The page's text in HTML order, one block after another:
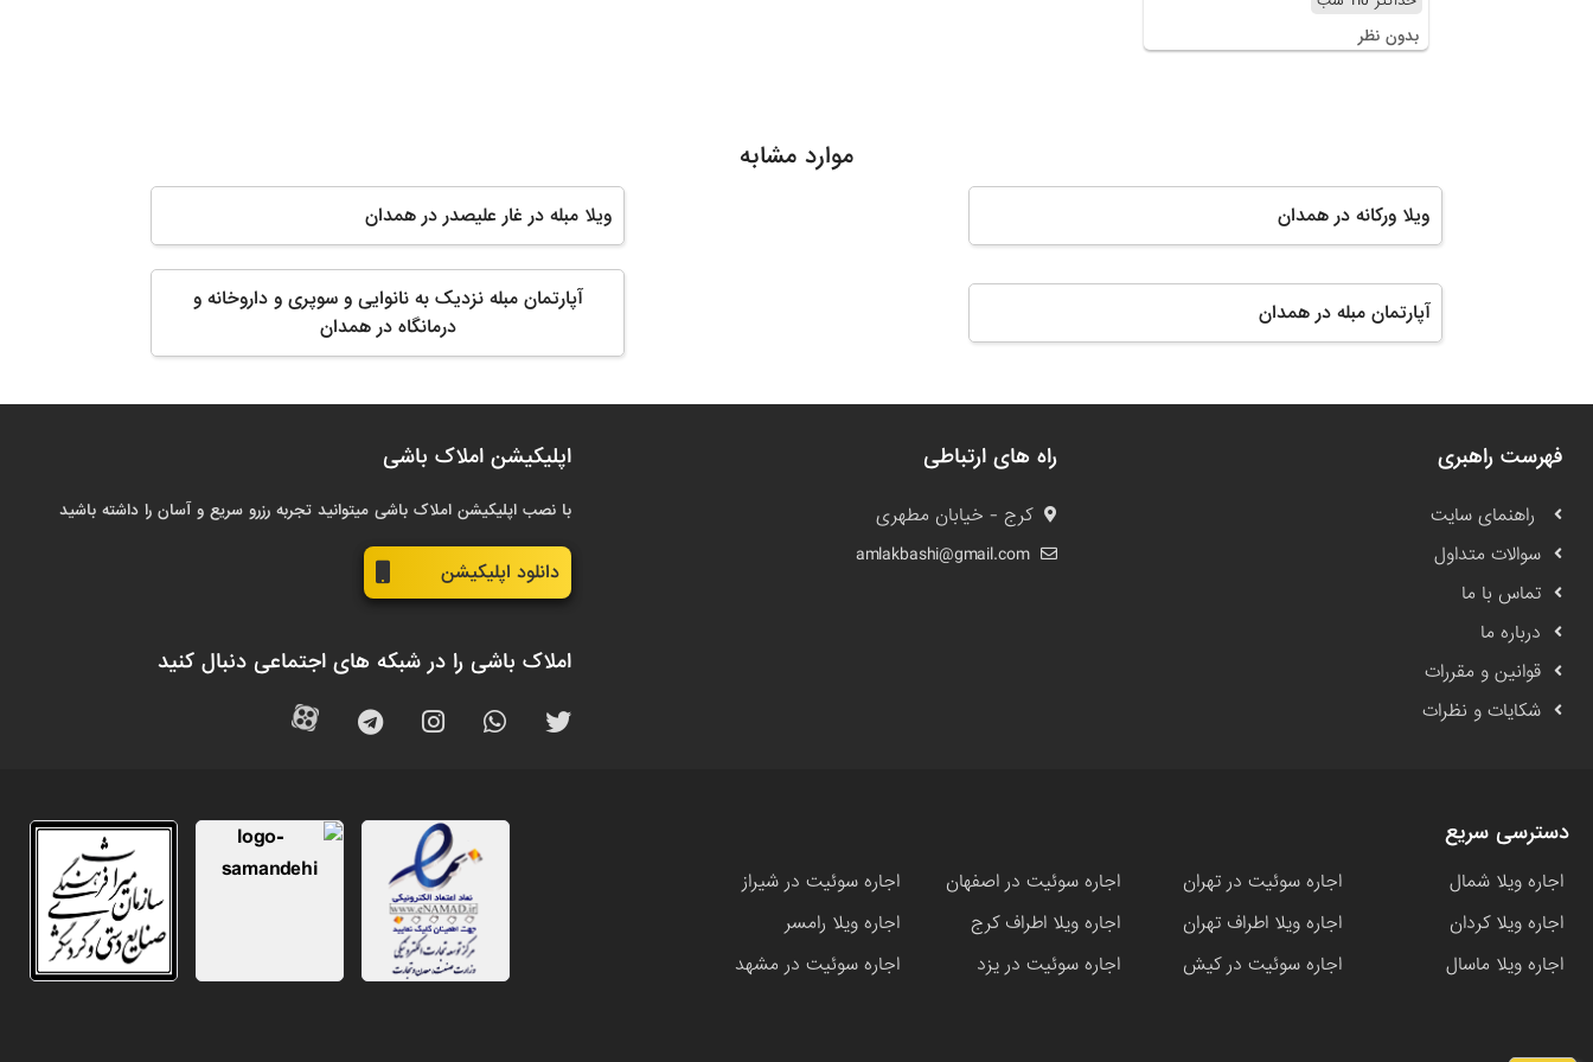
بدون نظر
موارد مشابه
ویلا ورکانه در همدان ویلا مبله در غار علیصدر در همدان
آپارتمان مبله در همدان
آپارتمان مبله نزدیک به نانوایی و سوپری و داروخانه و
درمانگاه در همدان
فهرست راهبری
راهنمای سایت
سوالات متداول
تماس با ما
درباره ما
قوانین و مقررات
شکایات و نظرات
راه های ارتباطی
کرج - خیابان مطهری
amlakbashi@gmail.com
اپلیکیشن املاک باشی
با نصب اپلیکیشن املاک باشی میتوانید تجربه رزرو سریع و آسان را داشته باشید
دانلود اپلیکیشن
املاک باشی را در شبکه های اجتماعی دنبال کنید
دسترسی سریع
اجاره ویلا شمال اجاره سوئیت در تهران اجاره سوئیت در اصفهان
اجاره سوئیت در شیراز
اجاره ویلا کردان
اجاره ویلا اطراف تهران اجاره ویلا اطراف کرج
اجاره ویلا رامسر
اجاره ویلا ماسال
اجاره سوئیت در کیش اجاره سوئیت در یزد اجاره سوئیت در مشهد